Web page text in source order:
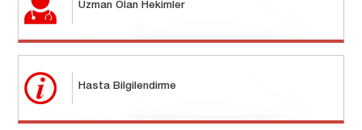
Uzman Olan Hekimler
Hasta Bilgilendirme